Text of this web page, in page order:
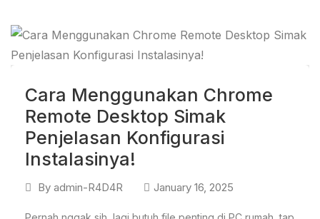
Cara Menggunakan Chrome
Remote Desktop Simak
Penjelasan Konfigurasi
Instalasinya!
By admin-R4D4R January 16, 2025